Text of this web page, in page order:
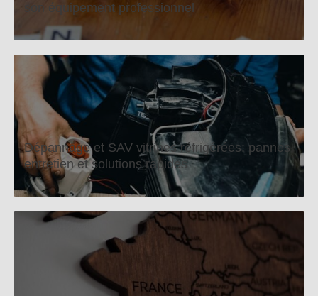
son équipement professionnel
Dépannage et SAV vitrines réfrigérées: pannes,
entretien et solutions rapides